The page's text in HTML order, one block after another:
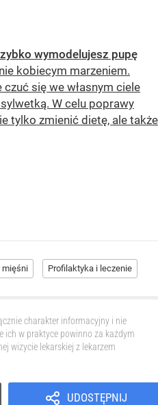
wymodelujesz pupę
kobiecym marzeniem.
się we własnym ciele
W celu poprawy
tylko zmienić dietę, ale także
mięśni Profilaktyka i leczenie
charakter informacyjny i nie
ich w praktyce powinno za każdym
wizycie lekarskiej z lekarzem
UDOSTĘPNIJ